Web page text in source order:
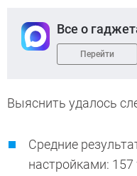
Все о
Перейти
Выяснить удалось
Средние
настройками: 157